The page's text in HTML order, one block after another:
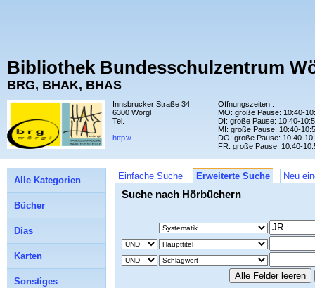
Bibliothek Bundesschulzentrum
BRG, BHAK, BHAS
Innsbrucker Straße 34
6300 Wörgl
Tel.
http://
Öffnungszeiten :
MO: große Pause: 10:40-
DI: große Pause: 10:40-
MI: große Pause: 10:40-
DO: große Pause: 10:40-
FR: große Pause: 10:40-
Einfache Suche Erweiterte Suche Neu
Suche nach Hörbüchern
Alle Kategorien
Bücher
Dias
Karten
Sonstiges